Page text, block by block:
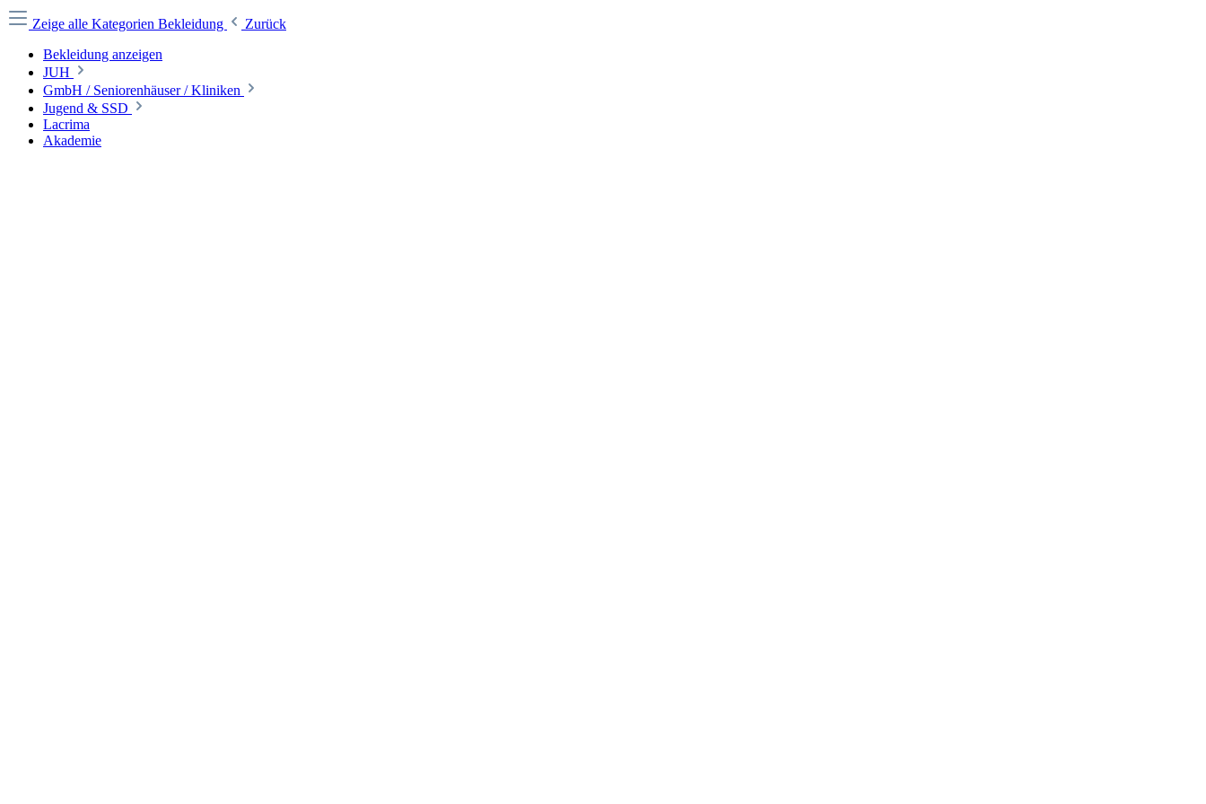
Zeige alle Kategorien Bekleidung
Zurück
Bekleidung anzeigen
JUH
GmbH / Seniorenhäuser / Kliniken
Jugend & SSD
Lacrima
Akademie